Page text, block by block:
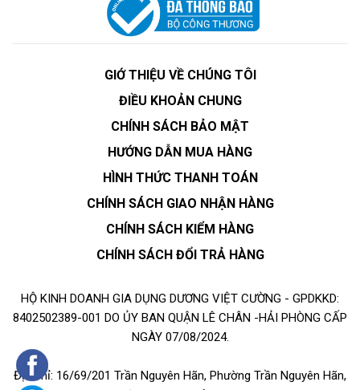
GIỚ THIỆU VỀ CHÚNG TÔI
ĐIỀU KHOẢN CHUNG
CHÍNH SÁCH BẢO MẬT
HƯỚNG DẪN MUA HÀNG
HÌNH THỨC THANH TOÁN
CHÍNH SÁCH GIAO NHẬN HÀNG
CHÍNH SÁCH KIỂM HÀNG
CHÍNH SÁCH ĐỔI TRẢ HÀNG
HỘ KINH DOANH GIA DỤNG DƯƠNG VIỆT CƯỜNG - GPDKKD:
8402502389-001 DO ỦY BAN QUẬN LÊ CHÂN -HẢI PHÒNG CẤP
NGÀY 07/08/2024.
Địa chỉ: 16/69/201 Trần Nguyên Hãn, Phường Trần Nguyên Hãn,